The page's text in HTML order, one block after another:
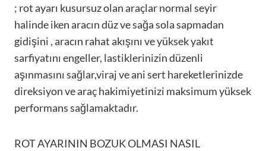
; rot ayarı kusursuz olan araçlar normal seyir
halinde iken aracın düz ve sağa sola sapmadan
gidişini , aracın rahat akışını ve yüksek yakıt
sarfiyatını engeller, lastiklerinizin düzenli
aşınmasını sağlar,viraj ve ani sert hareketlerinizde
direksiyon ve araç hakimiyetinizi maksimum yüksek
performans sağlamaktadır.
ROT AYARININ BOZUK OLMASI NASIL